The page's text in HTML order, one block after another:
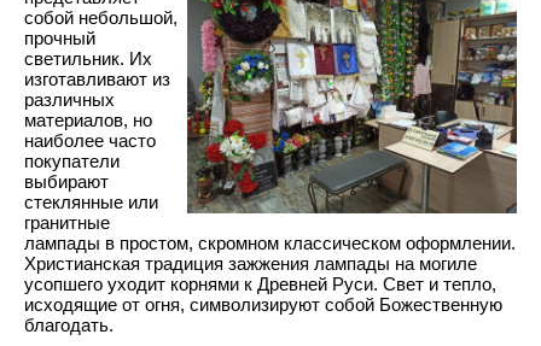
собой небольшой,
прочный
светильник. Их
изготавливают из
различных
материалов, но
наиболее часто
покупатели
выбирают
стеклянные или
гранитные
лампады в простом, скромном классическом оформлении.
Христианская традиция зажжения лампады на могиле
усопшего уходит корнями к Древней Руси. Свет и тепло,
исходящие от огня, символизируют собой Божественную
благодать.